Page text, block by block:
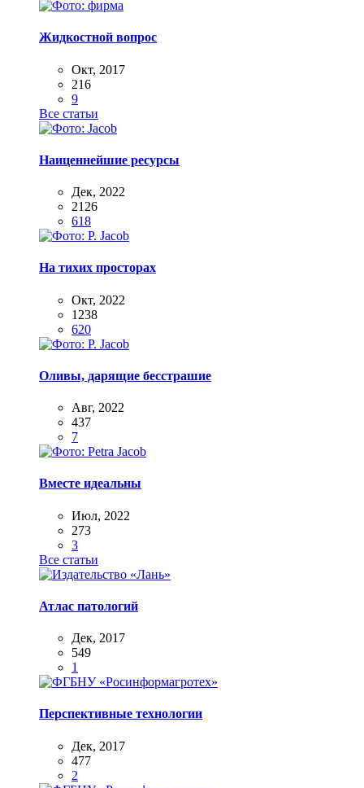
Жидкостной вопрос
Окт, 2017
216
9
Все статьи
Наиценнейшие ресурсы
Дек, 2022
2126
618
На тихих просторах
Окт, 2022
1238
620
Оливы, дарящие бесстрашие
Авг, 2022
437
7
Вместе идеальны
Июл, 2022
273
3
Все статьи
Атлас патологий
Дек, 2017
549
1
Перспективные технологии
Дек, 2017
477
2